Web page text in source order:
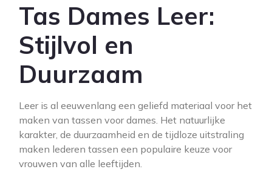
Tas Dames Leer:
Stijlvol en
Duurzaam
Leer is al eeuwenlang een geliefd materiaal voor het
maken van tassen voor dames. Het natuurlijke
karakter, de duurzaamheid en de tijdloze uitstraling
maken lederen tassen een populaire keuze voor
vrouwen van alle leeftijden.